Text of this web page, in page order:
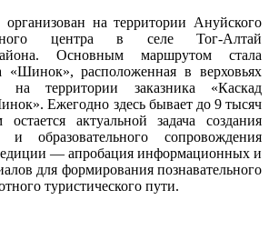
на территории Ануйского
центра в селе Тог-Алтай
Основным маршрутом стала
«Шинок», расположенная в верховьях
на территории заказника «Каскад
Ежегодно здесь бывает до 9 тысяч
актуальной задача создания
образовательного сопровождения
— апробация информационных и
для формирования познавательного
туристического пути.